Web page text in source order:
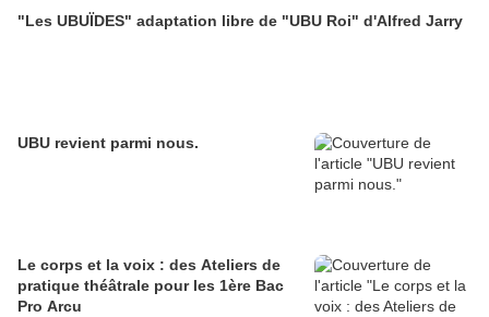
"Les UBUÏDES" adaptation libre de "UBU Roi" d'Alfred Jarry
UBU revient parmi nous.
Le corps et la voix : des Ateliers de
pratique théâtrale pour les 1ère Bac
Pro Arcu